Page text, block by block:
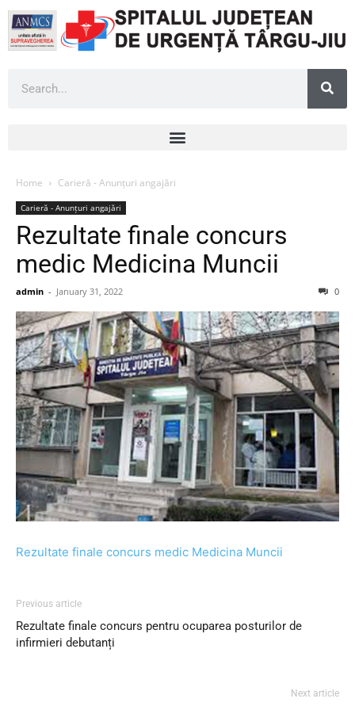
Home Carieră - Anunțuri angajări
Carieră - Anunțuri angajări
Rezultate finale concurs
medic Medicina Muncii
admin - January 31, 2022 0
Rezultate finale concurs medic Medicina Muncii
Previous article
Rezultate finale concurs pentru ocuparea posturilor de
infirmieri debutanți
Next article